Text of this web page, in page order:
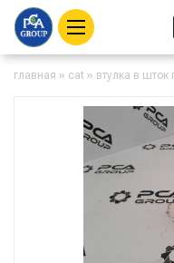
главная » cat » втулка в